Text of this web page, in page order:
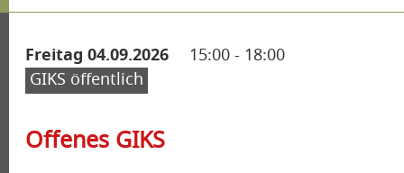
Freitag 04.09.2026 15:00 - 18:00
GIKS öffentlich
Offenes GIKS